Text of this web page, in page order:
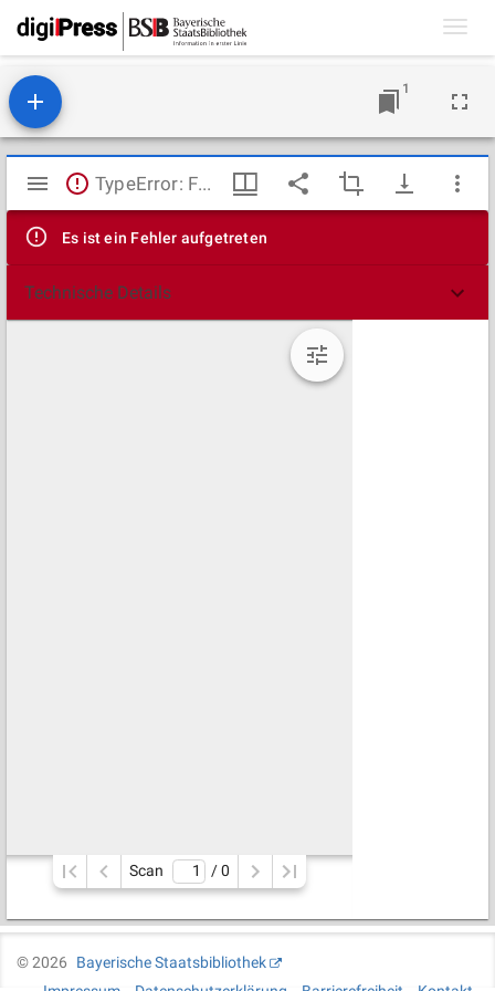
1
Mirador
Viewer
TypeError: Failed to fetch
Es ist ein Fehler aufgetreten
Technische Details
Scan / 0
©2026
Bayerische Staatsbibliothek